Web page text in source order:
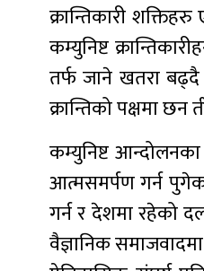
क्रान्तिकारी
कम्युनिष्ट
तर्फ जाने खतरा बढ्दै
क्रान्तिको पक्षमा
कम्युनिष्ट
आत्मसमर्पण गर्न
गर्न र देशमा रहेको
वैज्ञानिक